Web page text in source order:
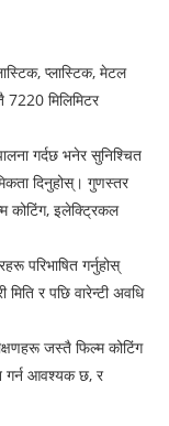
प्लास्टिक, मेटल
7220 मिलिमिटर
गर्दछ भनेर सुनिश्चित
दिनुहोस्। गुणस्तर
कोटिंग, इलेक्ट्रिकल
परिभाषित गर्नुहोस्
र पछि वारेन्टी अवधि
जस्तै फिल्म कोटिंग
गर्न आवश्यक छ, र